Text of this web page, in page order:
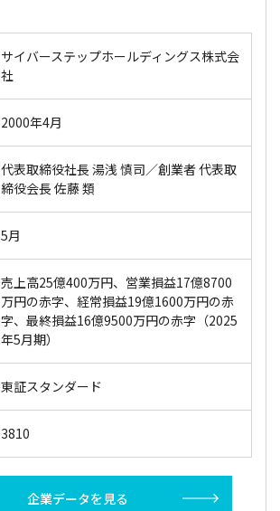
サイバーステップホールディングス株式会
社
2000年4月
代表取締役社長 湯浅 慎司／創業者 代表取
締役会長 佐藤 類
5月
売上高25億400万円、営業損益17億8700
万円の赤字、経常損益19億1600万円の赤
字、最終損益16億9500万円の赤字（2025
年5月期）
東証スタンダード
3810
企業データを見る